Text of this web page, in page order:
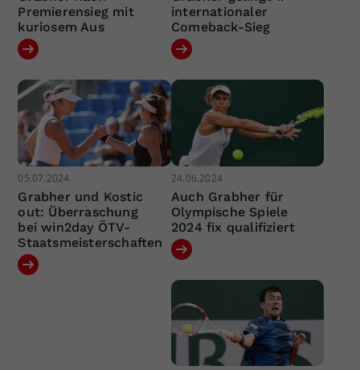
Premierensieg mit
kuriosem Aus
internationaler
Comeback-Sieg
05.07.2024
Grabher und Kostic
out: Überraschung
bei win2day ÖTV-
Staatsmeisterschaften
24.06.2024
Auch Grabher für
Olympische Spiele
2024 fix qualifiziert